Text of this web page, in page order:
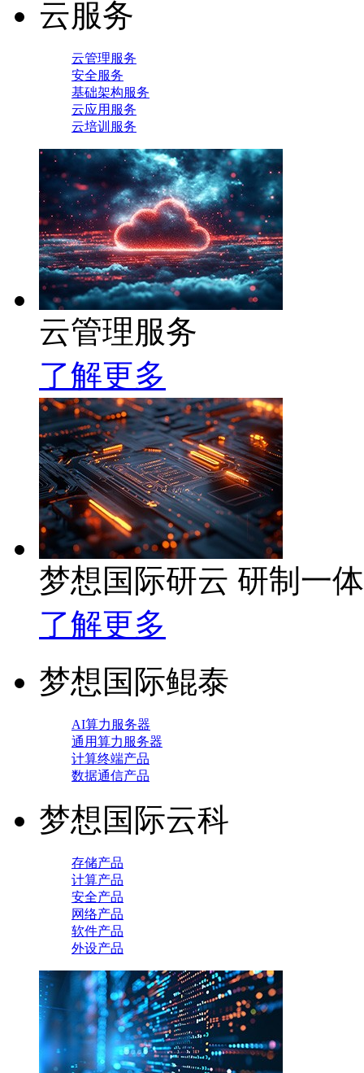
云服务
云管理服务
安全服务
基础架构服务
云应用服务
云培训服务
云管理服务
了解更多
梦想国际研云 研制一
了解更多
梦想国际鲲泰
AI算力服务器
通用算力服务器
计算终端产品
数据通信产品
梦想国际云科
存储产品
计算产品
安全产品
网络产品
软件产品
外设产品